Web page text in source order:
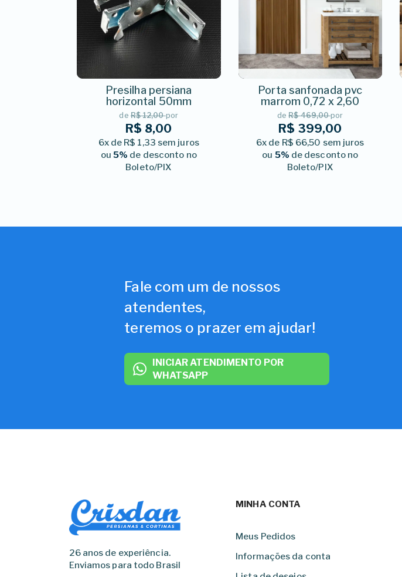
Presilha persiana
horizontal 50mm
deR$ 12,00por
R$ 8,00
6x de R$ 1,33 sem juros
ou5% de desconto no
Boleto/PIX
Porta sanfonada pvc
marrom 0,72 x 2,60
deR$ 469,00por
R$ 399,00
6x de R$ 66,50 sem juros
ou 5% de desconto no
Boleto/PIX
Fale com um de nossos
atendentes,
teremos o prazer em ajudar!
INICIAR ATENDIMENTO POR
WHATSAPP
26 anos de experiência.
Enviamos para todo Brasil
MINHA CONTA
Meus Pedidos
Informações da conta